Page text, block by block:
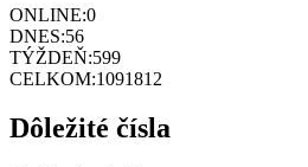
ONLINE:0
DNES:56
TÝŽDEŇ:599
CELKOM:1091812
Dôležité čísla